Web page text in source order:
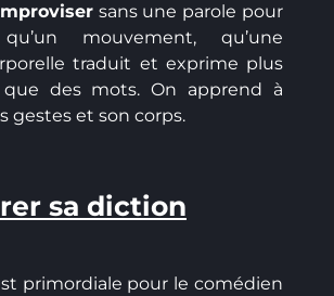
sans une parole pour
mouvement, qu’une
traduit et exprime plus
des mots. On apprend à
gestes et son corps.
sa diction
primordiale pour le comédien